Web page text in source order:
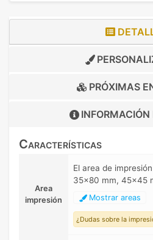
PRÓXIMAS
INFORMACIÓN
Características
Area
impresión
El area de
35x80 mm, 45x45
Mostrar areas
¿Dudas sobre la